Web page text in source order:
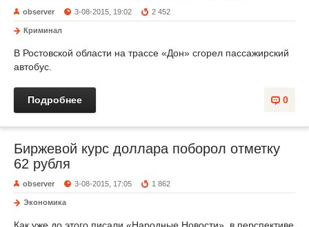
observer 3-08-2015, 19:02 2 452
Криминал
В Ростовской области на трассе «Дон» сгорел пассажирский
автобус.
0
Подробнее
Биржевой курс доллара поборол отметку
62 рубля
observer 3-08-2015, 17:05 1 862
Экономика